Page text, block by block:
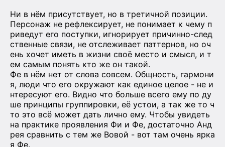
Ни в нём присутствует, но в третичной позиции.
Персонаж не рефлексирует, не понимает к чему п
риведут его поступки, игнорирует причинно-след
ственные связи, не отслеживает паттернов, но оч
ень хочет иметь в жизни своё место и смысл, и т
ем самым понять кто же он такой.
Фе в нём нет от слова совсем. Общность, гармони
я, люди что его окружают как единое целое - не и
нтересуют его. Видно что больше всего ему по ду
ше принципы группировки, её устои, а так же то ч
то это всё может дать лично ему. Чтобы увидеть
на практике проявления Фи и Фе, достаточно Анд
рея сравнить с тем же Вовой - вот там очень ярка
я Фе.